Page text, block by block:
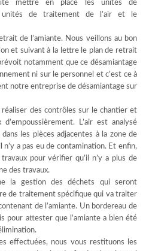
mettre en place les unités de
unités de traitement de l’air et le
de l’amiante. Nous veillons au bon
et suivant à la lettre le plan de retrait
notamment que ce désamiantage
ni sur le personnel et c’est ce à
notre entreprise de désamiantage sur
des contrôles sur le chantier et
L’air est analysé
les pièces adjacentes à la zone de
n’y a pas eu de contamination. Et enfin,
travaux pour vérifier qu’il n’y a plus de
des travaux.
la gestion des déchets qui seront
de traitement spécifique qui va traiter
de l’amiante. Un bordereau de
pour attester que l’amiante a bien été
effectuées, nous vous restituons les